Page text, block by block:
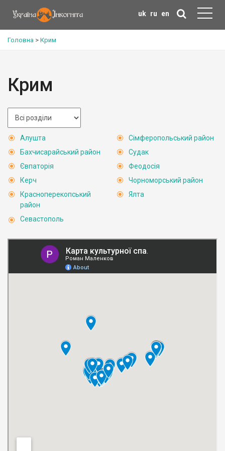
uk ru en
Головна > Крим
Крим
Алушта
Бахчисарайський район
Євпаторія
Керч
Красноперекопський
район
Севастополь
Сімферопольський район
Судак
Феодосія
Чорноморський район
Ялта